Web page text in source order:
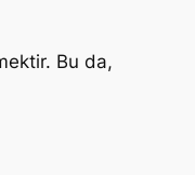
Bu da,